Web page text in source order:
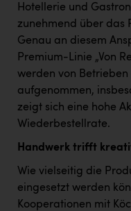
Hotellerie und
zunehmend über das
Genau an diesem
Premium-Linie „Von
werden von
aufgenommen,
zeigt sich eine hohe
Wiederbestellrate.
Handwerk trifft
Wie vielseitig die
eingesetzt werden
Kooperationen mit